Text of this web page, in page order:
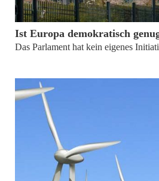
vonProf. Dr. Peter Schäfer
Ist Europa demokratisch
Das Parlament hat kein eigenes